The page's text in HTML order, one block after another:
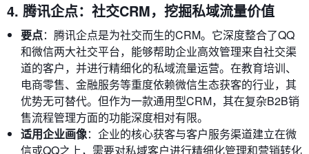
4. 腾讯企点：社交CRM，挖掘私域流量价值
要点：腾讯企点是为社交而生的CRM。它深度整合了QQ
和微信两大社交平台，能够帮助企业高效管理来自社交渠
道的客户，并进行精细化的私域流量运营。在教育培训、
电商零售、金融服务等重度依赖微信生态获客的行业，其
优势无可替代。但作为一款通用型CRM，其在复杂B2B销
售流程管理方面的功能深度相对有限。
适用企业画像：企业的核心获客与客户服务渠道建立在微
信或QQ之上，需要对私域客户进行精细化管理和营销转化